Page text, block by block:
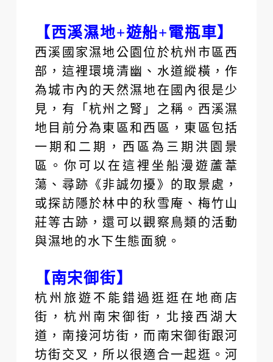
【西溪濕地+遊船+電瓶車】
西溪國家濕地公園位於杭州市區西
部，這裡環境清幽、水道縱橫，作
為城市內的天然濕地在國內很是少
見，有「杭州之腎」之稱。西溪濕
地目前分為東區和西區，東區包括
一期和二期，西區為三期洪園景
區。你可以在這裡坐船漫遊蘆葦
蕩、尋跡《非誠勿擾》的取景處，
或探訪隱於林中的秋雪庵、梅竹山
莊等古跡，還可以觀察鳥類的活動
與濕地的水下生態面貌。
【南宋御街】
杭州旅遊不能錯過逛逛在地商店
街，杭州南宋御街，北接西湖大
道，南接河坊街，而南宋御街跟河
坊街交叉，所以很適合一起逛。河